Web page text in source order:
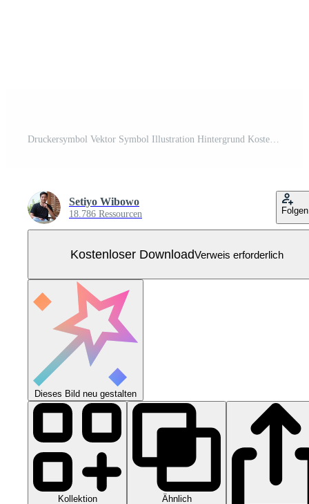
Druckersymbol Vektor Symbol Illustration Hintergrund Kostenloser Vektor
Setiyo Wibowo
18.786 Ressourcen Folgen
Kostenloser DownloadVerweis erforderlich
Dieses Bild neu gestalten
Kollektion Ähnlich